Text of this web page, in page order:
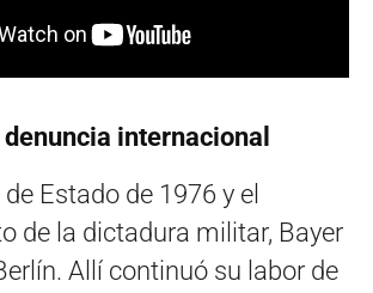
internacional
Estado de 1976 y el
de la dictadura militar, Bayer
Allí continuó su labor de